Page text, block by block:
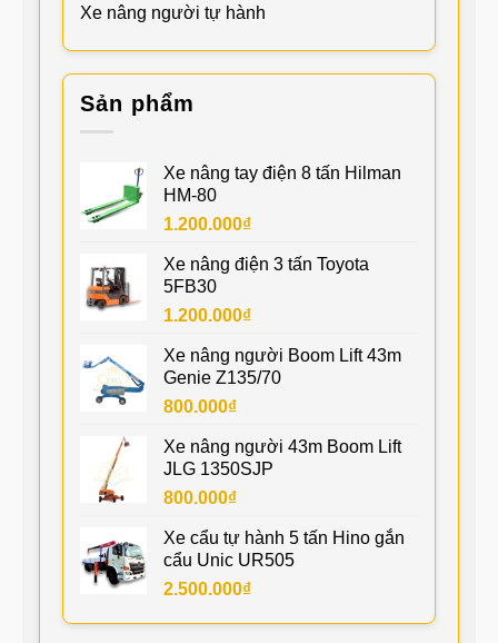
Xe nâng người tự hành
Sản phẩm
Xe nâng tay điện 8 tấn Hilman
HM-80
1.200.000₫
Xe nâng điện 3 tấn Toyota
5FB30
1.200.000₫
Xe nâng người Boom Lift 43m
Genie Z135/70
800.000₫
Xe nâng người 43m Boom Lift
JLG 1350SJP
800.000₫
Xe cẩu tự hành 5 tấn Hino gắn
cẩu Unic UR505
2.500.000₫